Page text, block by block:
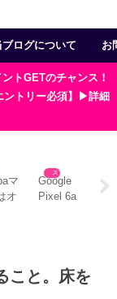
ブログについて お
トGETのチャンス！
ントリー必須】▶詳細
マ
オ
意
スマホ
Google
Pixel 6a
法
漫
ブ
こと。床を